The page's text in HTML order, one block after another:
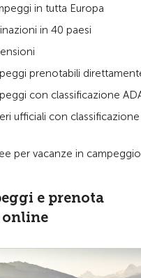
in tutta Europa
in 40 paesi
prenotabili
con classificazione
ufficiali con classificazione
per vacanze in campeggio
e prenota
online